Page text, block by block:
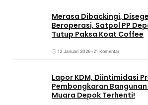
Merasa Dibackingi,
Beroperasi, Satpol PP
Tutup Paksa Koat Coffee
12 Januari 2026•21 Komentar
Lapor KDM, Diintimidasi
Pembongkaran
Muara Depok Terhenti!